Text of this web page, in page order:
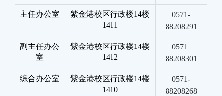
主任办公室
紫金港校区行政楼14楼
1411
0571-
88208291
副主任办公
室
紫金港校区行政楼14楼
1412
0571-
88208301
综合办公室
紫金港校区行政楼14楼
1410
0571-
88208268